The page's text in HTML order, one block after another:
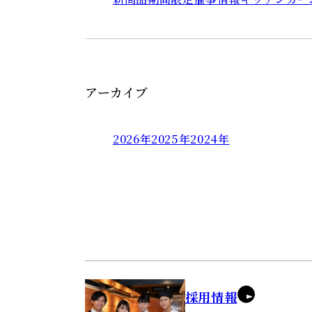
アーカイブ
2026年2025年2024年
採用情報